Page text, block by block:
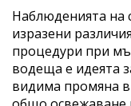
Наблюденията на
изразени
процедури при
водеща е идеята
видима промяна